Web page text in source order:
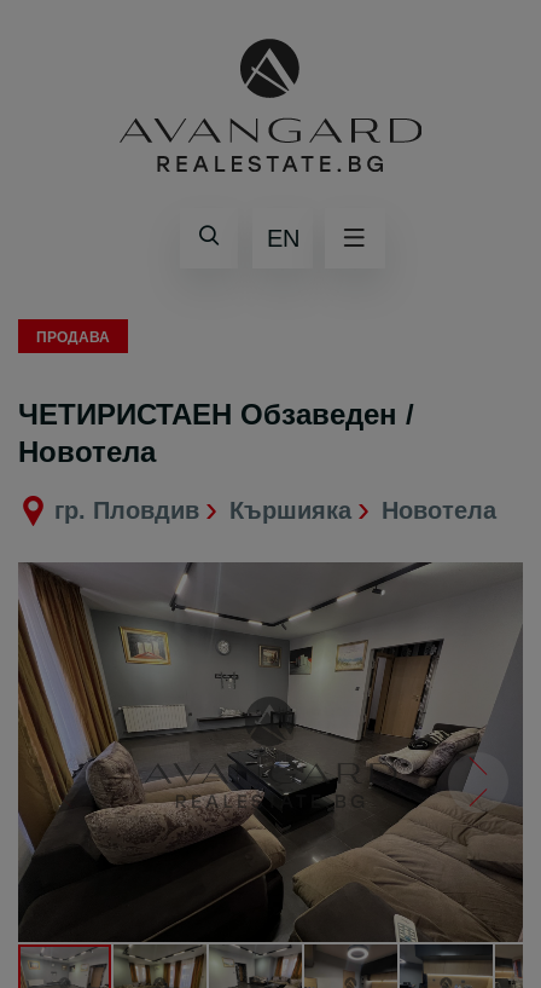
EN
ПРОДАВА
ЧЕТИРИСТАЕН Обзаведен /
Новотела
гр. Пловдив Кършияка Новотела